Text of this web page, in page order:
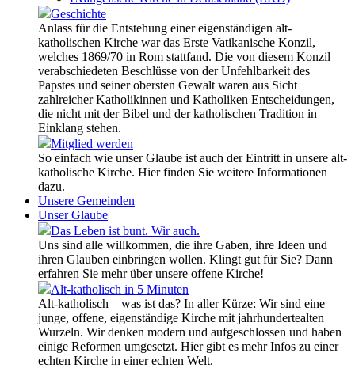
Geschichte
Anlass für die Entstehung einer eigenständigen alt-
katholischen Kirche war das Erste Vatikanische Konzil,
welches 1869/70 in Rom stattfand. Die von diesem Konzil
verabschiedeten Beschlüsse von der Unfehlbarkeit des
Papstes und seiner obersten Gewalt waren aus Sicht
zahlreicher Katholikinnen und Katholiken Entscheidungen,
die nicht mit der Bibel und der katholischen Tradition in
Einklang stehen.
Mitglied werden
So einfach wie unser Glaube ist auch der Eintritt in unsere alt-
katholische Kirche. Hier finden Sie weitere Informationen
dazu.
Unsere Gemeinden
Unser Glaube
Das Leben ist bunt. Wir auch.
Uns sind alle willkommen, die ihre Gaben, ihre Ideen und
ihren Glauben einbringen wollen. Klingt gut für Sie? Dann
erfahren Sie mehr über unsere offene Kirche!
Alt-katholisch in 5 Minuten
Alt-katholisch – was ist das? In aller Kürze: Wir sind eine
junge, offene, eigenständige Kirche mit jahrhundertealten
Wurzeln. Wir denken modern und aufgeschlossen und haben
einige Reformen umgesetzt. Hier gibt es mehr Infos zu einer
echten Kirche in einer echten Welt.